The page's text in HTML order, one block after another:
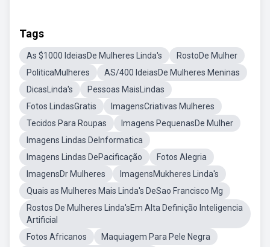
Tags
As $1000 IdeiasDe Mulheres Linda's
RostoDe Mulher
PoliticaMulheres
AS/400 IdeiasDe Mulheres Meninas
DicasLinda's
Pessoas MaisLindas
Fotos LindasGratis
ImagensCriativas Mulheres
Tecidos Para Roupas
Imagens PequenasDe Mulher
Imagens Lindas DeInformatica
Imagens Lindas DePacificação
Fotos Alegria
ImagensDr Mulheres
ImagensMukheres Linda's
Quais as Mulheres Mais Linda's DeSao Francisco Mg
Rostos De Mulheres Linda'sEm Alta Definição Inteligencia
Artificial
Fotos Africanos
Maquiagem Para Pele Negra